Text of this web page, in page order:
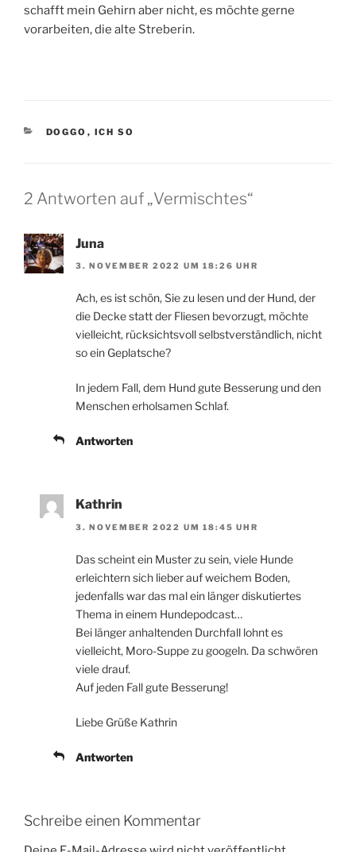
schafft mein Gehirn aber nicht, es möchte gerne
vorarbeiten, die alte Streberin.
KATEGORIEN
DOGGO , ICH SO
2 Antworten auf „Vermischtes“
Juna
3. NOVEMBER 2022 UM 18:26 UHR
Ach, es ist schön, Sie zu lesen und der Hund, der
die Decke statt der Fliesen bevorzugt, möchte
vielleicht, rücksichtsvoll selbstverständlich, nicht
so ein Geplatsche?
In jedem Fall, dem Hund gute Besserung und den
Menschen erholsamen Schlaf.
Antworten
Kathrin
3. NOVEMBER 2022 UM 18:45 UHR
Das scheint ein Muster zu sein, viele Hunde
erleichtern sich lieber auf weichem Boden,
jedenfalls war das mal ein länger diskutiertes
Thema in einem Hundepodcast…
Bei länger anhaltenden Durchfall lohnt es
vielleicht, Moro-Suppe zu googeln. Da schwören
viele drauf.
Auf jeden Fall gute Besserung!
Liebe Grüße Kathrin
Antworten
Schreibe einen Kommentar